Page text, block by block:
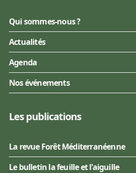
Qui sommes-nous ?
Actualités
Agenda
Nos événements
Les publications
La revue Forêt Méditerranéenne
Le bulletin la feuille et l'aiguille